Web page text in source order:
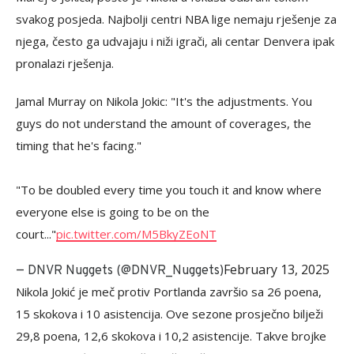
svakog posjeda. Najbolji centri NBA lige nemaju rješenje za
njega, često ga udvajaju i niži igrači, ali centar Denvera ipak
pronalazi rješenja.
Jamal Murray on Nikola Jokic: "It's the adjustments. You
guys do not understand the amount of coverages, the
timing that he's facing."
"To be doubled every time you touch it and know where
everyone else is going to be on the
court..."pic.twitter.com/M5BkyZEoNT
— DNVR Nuggets (@DNVR_Nuggets)February 13, 2025
Nikola Jokić je meč protiv Portlanda završio sa 26 poena,
15 skokova i 10 asistencija. Ove sezone prosječno bilježi
29,8 poena, 12,6 skokova i 10,2 asistencije. Takve brojke